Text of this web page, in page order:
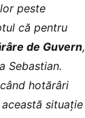
peste
că pentru
de Guvern,
Sebastian.
hotărâri
situație